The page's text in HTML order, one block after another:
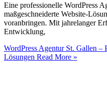
Eine professionelle WordPress
maßgeschneiderte Website-
voranbringen. Mit jahrelanger
Entwicklung,
WordPress Agentur St. Gallen –
Lösungen Read More »